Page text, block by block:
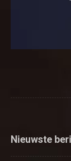
Nieuwste